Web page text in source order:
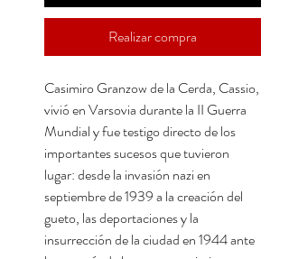
Realizar compra
Casimiro Granzow de la Cerda, Cassio,
vivió en Varsovia durante la II Guerra
Mundial y fue testigo directo de los
importantes sucesos que tuvieron
lugar: desde la invasión nazi en
septiembre de 1939 a la creación del
gueto, las deportaciones y la
insurrección de la ciudad en 1944 ante